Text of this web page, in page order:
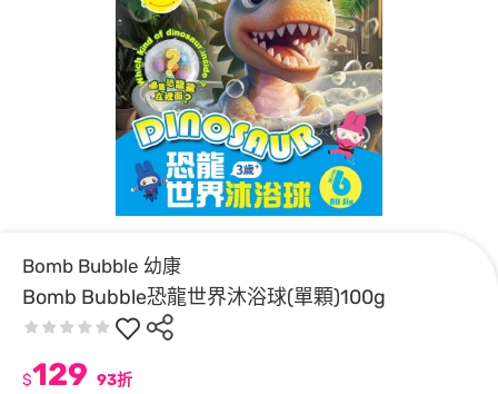
Bomb Bubble 幼康
Bomb Bubble恐龍世界沐浴球(單顆)100g
$129 93折